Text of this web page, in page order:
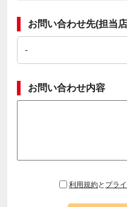
お問い合わせ先(担当
お問い合わせ内容
利用規約と プラ